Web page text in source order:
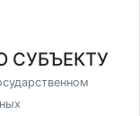
СУБЪЕКТУ